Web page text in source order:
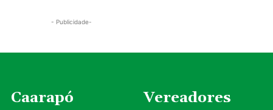
- Publicidade-
Caarapó Vereadores